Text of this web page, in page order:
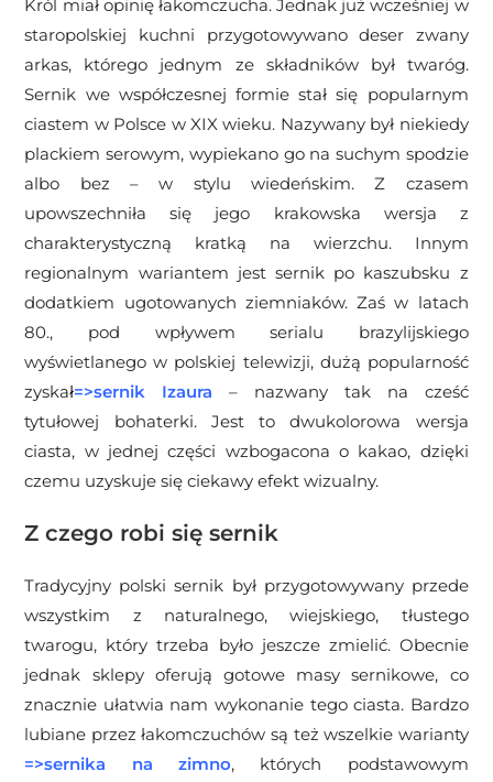
Król miał opinię łakomczucha. Jednak już wcześniej w
staropolskiej kuchni przygotowywano deser zwany
arkas, którego jednym ze składników był twaróg.
Sernik we współczesnej formie stał się popularnym
ciastem w Polsce w XIX wieku. Nazywany był niekiedy
plackiem serowym, wypiekano go na suchym spodzie
albo bez – w stylu wiedeńskim. Z czasem
upowszechniła się jego krakowska wersja z
charakterystyczną kratką na wierzchu. Innym
regionalnym wariantem jest sernik po kaszubsku z
dodatkiem ugotowanych ziemniaków. Zaś w latach
80., pod wpływem serialu brazylijskiego
wyświetlanego w polskiej telewizji, dużą popularność
zyskał=>sernik Izaura – nazwany tak na cześć
tytułowej bohaterki. Jest to dwukolorowa wersja
ciasta, w jednej części wzbogacona o kakao, dzięki
czemu uzyskuje się ciekawy efekt wizualny.
Z czego robi się sernik
Tradycyjny polski sernik był przygotowywany przede
wszystkim z naturalnego, wiejskiego, tłustego
twarogu, który trzeba było jeszcze zmielić. Obecnie
jednak sklepy oferują gotowe masy sernikowe, co
znacznie ułatwia nam wykonanie tego ciasta. Bardzo
lubiane przez łakomczuchów są też wszelkie warianty
=>sernika na zimno, których podstawowym